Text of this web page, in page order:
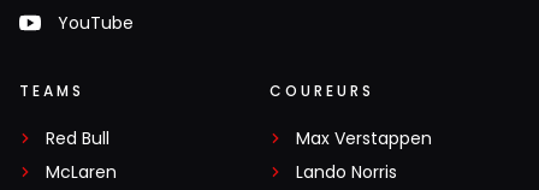
YouTube
TEAMS
Red Bull
McLaren
COUREURS
Max Verstappen
Lando Norris